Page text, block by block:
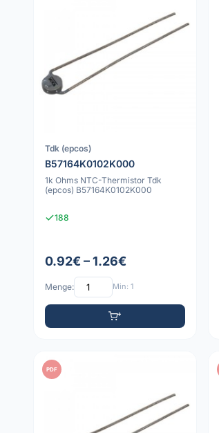
Tdk (epcos)
B57164K0102K000
1k Ohms NTC-Thermistor Tdk
(epcos) B57164K0102K000
188
0.92€ – 1.26€
Menge: Min: 1
PDF